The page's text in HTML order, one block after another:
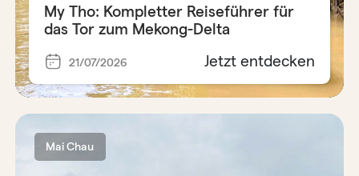
My Tho: Kompletter Reiseführer für
das Tor zum Mekong-Delta
21/07/2026 Jetzt entdecken
Mai Chau